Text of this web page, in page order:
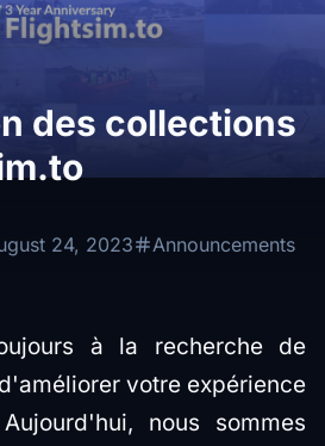
des collections
24, 2023 Announcements
à la recherche de
votre expérience
nous sommes